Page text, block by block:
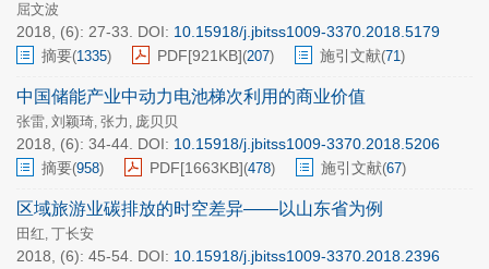
屈文波
2018, (6): 27-33. DOI: 10.15918/j.jbitss1009-3370.2018.5179
摘要(1335) PDF[921KB](207) 施引文献(71)
中国储能产业中动力电池梯次利用的商业价值
张雷, 刘颖琦, 张力 , 庞贝贝
2018, (6): 34-44. DOI: 10.15918/j.jbitss1009-3370.2018.5206
摘要(958) PDF[1663KB](478) 施引文献(67)
区域旅游业碳排放的时空差异——以山东省为例
田红, 丁长安
2018, (6): 45-54. DOI: 10.15918/j.jbitss1009-3370.2018.2396